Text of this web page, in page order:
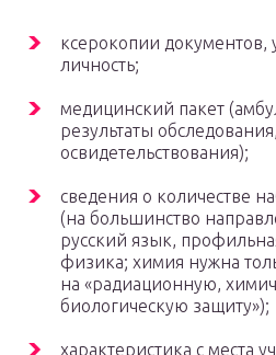
ксерокопии документов,
личность;
медицинский пакет
результаты
освидетельствования);
сведения о количестве
(на большинство
русский язык,
физика; химия нужна
на «радиационную,
биологическую защиту»);
характеристика с места